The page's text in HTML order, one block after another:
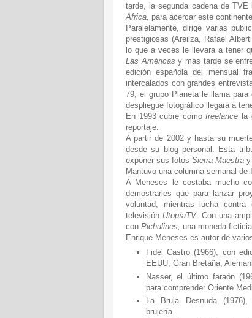
tarde, la segunda cadena de
África, para acercar este
Paralelamente, dirige varias
prestigiosas (Areilza, Rafael
lo que a veces le llevara a tener
Las Américas y más tarde se
edición española del mensual
intercalados con grandes
79, el grupo Planeta le llama para
despliegue fotográfico llegará a
En 1993 cubre comofreelance la
reportaje.
A partir de 2002 y hasta su
desde su blog personal. Esta
exponer sus fotos Sierra Maestra y
Mantuvo una columna semanal
A Meneses le costaba mucho
demostrarles que para lanzar
voluntad, mientras lucha
televisión UtopíaTV. Con una
con Pichulines, una moneda
Enrique Meneses es autor de
Fidel Castro (1966), con
EEUU, Gran Bretaña,
Nasser, el último faraón
para comprender Oriente
La Bruja Desnuda
brujería